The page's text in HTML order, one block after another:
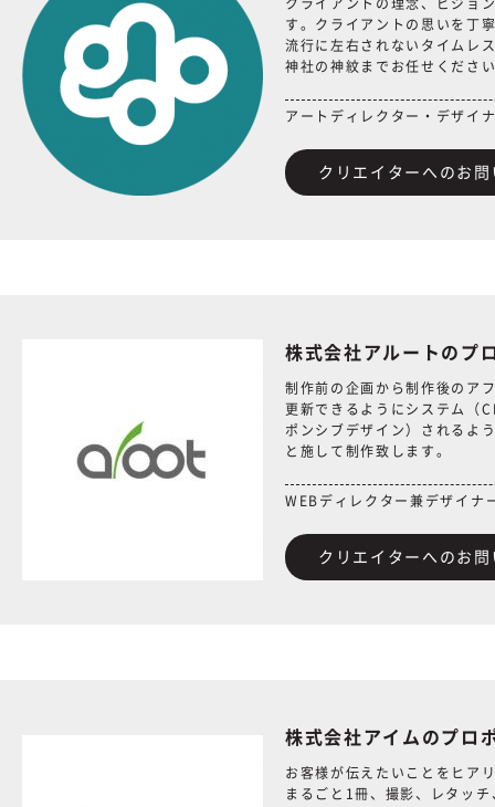
クライアントの理念、ビジョ
す。クライアントの思いを丁
流行に左右されないタイムレ
神社の神紋までお任せくださ
アートディレクター・デザ
クリエイターへのお
株式会社アルートのプ
制作前の企画から制作後のア
更新できるようにシステム（
ポンシブデザイン）されるよ
と施して制作致します。
WEBディレクター兼デザイナ
クリエイターへのお
株式会社アイムのプロ
お客様が伝えたいことをヒア
まるごと1冊、撮影、レタッ